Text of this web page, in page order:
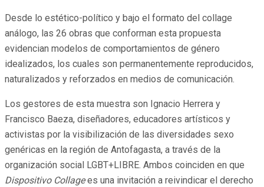
Desde lo estético-político y bajo el formato del collage
análogo, las 26 obras que conforman esta propuesta
evidencian modelos de comportamientos de género
idealizados, los cuales son permanentemente reproducidos,
naturalizados y reforzados en medios de comunicación.
Los gestores de esta muestra son Ignacio Herrera y
Francisco Baeza, diseñadores, educadores artísticos y
activistas por la visibilización de las diversidades sexo
genéricas en la región de Antofagasta, a través de la
organización social LGBT+LIBRE. Ambos coinciden en que
Dispositivo Collagees una invitación a reivindicar el derecho